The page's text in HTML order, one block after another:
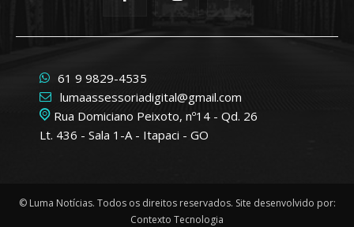
61 9 9829-4535
lumaassessoriadigital@gmail.com
Rua Domiciano Peixoto, nº14 - Qd. 26
Lt. 436 - Sala 1-A - Itapaci - GO
© Luma Notícias. Todos os direitos reservados. Site desenvolvido por:
Contexto Tecnologia